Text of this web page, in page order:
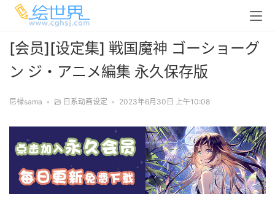
[会员][设定集] 戦国魔神 ゴーショーグ
ン ジ・アニメ編集 永久保存版
尼禄sama • 日系动画设定 • 2023年6月30日 上午10:08